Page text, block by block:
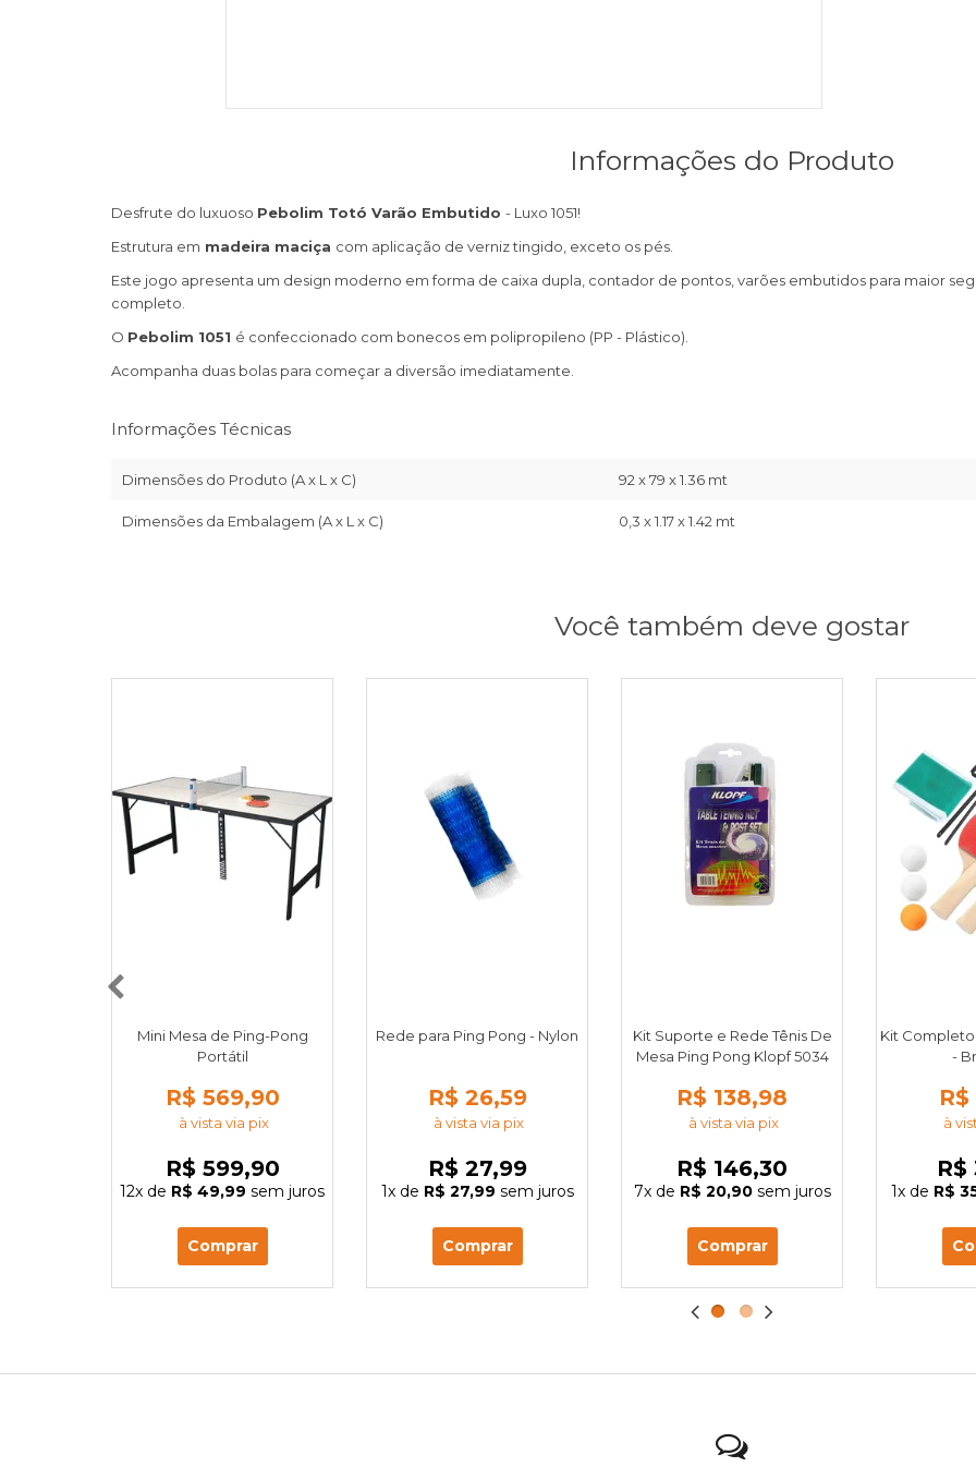
Informações do Produto
Desfrute do luxuoso Pebolim Totó Varão Embutido - Luxo 1051!
Estrutura em madeira maciça com aplicação de verniz tingido, exceto os pés.
Este jogo apresenta um design moderno em forma de caixa dupla, contador de pontos, varões embutidos para maior
completo.
O Pebolim 1051 é confeccionado com bonecos em polipropileno (PP - Plástico).
Acompanha duas bolas para começar a diversão imediatamente.
Informações Técnicas
Dimensões do Produto (A x L x C) 92 x 79 x 1.36 mt
Dimensões da Embalagem (A x L x C) 0,3 x 1.17 x 1.42 mt
Você também deve gostar
Mini Mesa de Ping-Pong
Portátil
R$ 569,90
à vista via pix
R$ 599,90
12x de R$ 49,99 sem juros
Comprar
Rede para Ping Pong - Nylon
R$ 26,59
à vista via pix
R$ 27,99
1xde R$ 27,99 sem juros
Comprar
Kit Suporte e Rede Tênis De
Mesa Ping Pong Klopf 5034
R$ 138,98
à vista via pix
R$ 146,30
7xde R$ 20,90sem juros
Comprar
Kit Completo
-
R$
à
R$
1xde R$